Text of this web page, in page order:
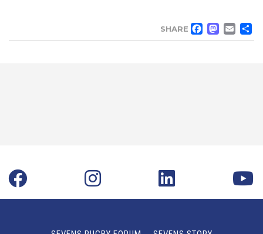
SHARE